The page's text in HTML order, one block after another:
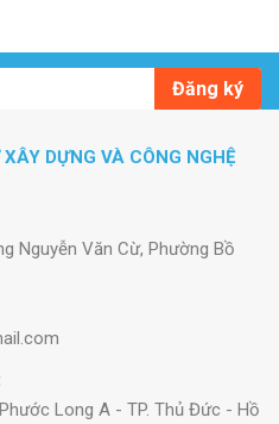
Đăng ký
DỰNG VÀ CÔNG NGHỆ
Nguyễn Văn Cừ, Phường Bồ
Long A - TP. Thủ Đức - Hồ